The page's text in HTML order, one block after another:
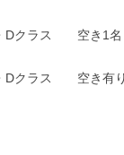
クラス 空き1名
クラス 空き有り